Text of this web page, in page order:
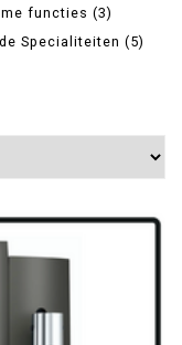
functies (3)
Specialiteiten (5)